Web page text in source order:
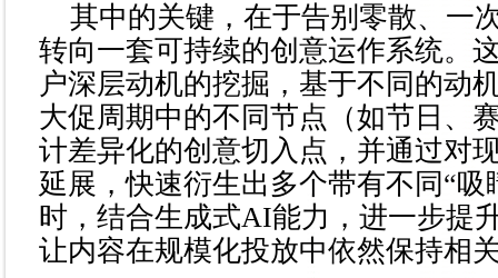
其中的关键，在于告别零散、一
转向一套可持续的创意运作系统。
户深层动机的挖掘，基于不同的动
大促周期中的不同节点（如节日、
计差异化的创意切入点，并通过对
延展，快速衍生出多个带有不同“吸
时，结合生成式AI能力，进一步提
让内容在规模化投放中依然保持相